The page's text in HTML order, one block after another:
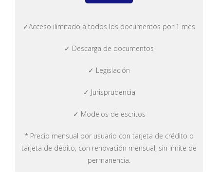
✓Acceso ilimitado a todos los documentos por 1 mes
✓ Descarga de documentos
✓ Legislación
✓ Jurisprudencia
✓ Modelos de escritos
* Precio mensual por usuario con tarjeta de crédito o
tarjeta de débito, con renovación mensual, sin límite de
permanencia.